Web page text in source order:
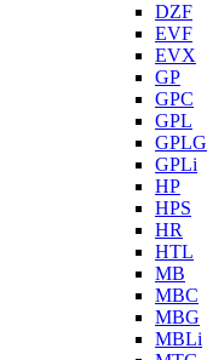
DZF
EVF
EVX
GP
GPC
GPL
GPLG
GPLi
HP
HPS
HR
HTL
MB
MBC
MBG
MBLi